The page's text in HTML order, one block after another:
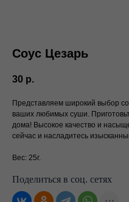
Соус Цезарь
30 р.
Представляем широкий выбор
ваших любимых суши.
дома! Высокое качество и
сейчас и насладитесь
Вес: 25г.
Поделиться в соц. сетях